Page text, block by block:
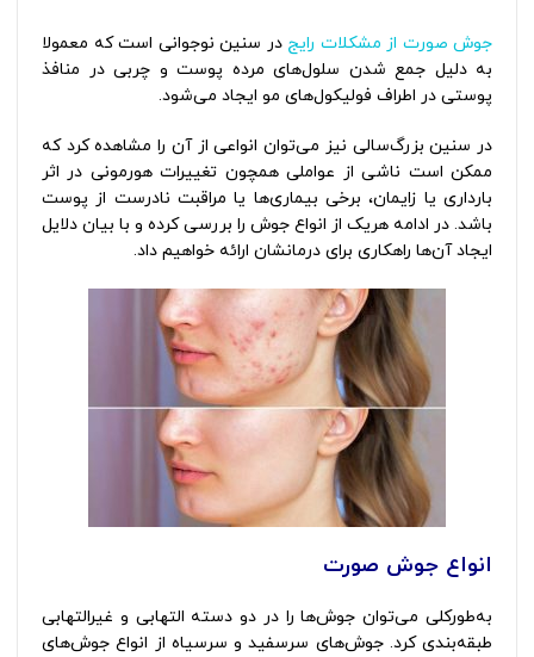
جوش صورت از مشکلات رایج در سنین نوجوانی است که معمولا
به دلیل جمع شدن سلول‌های مرده پوست و چربی در منافذ
پوستی در اطراف فولیکول‌های مو ایجاد می‌شود.
در سنین بزرگ‌سالی نیز می‌توان انواعی از آن را مشاهده کرد که
ممکن است ناشی از عواملی همچون تغییرات هورمونی در اثر
بارداری یا زایمان، برخی بیماری‌ها یا مراقبت نادرست از پوست
باشد. در ادامه هریک از انواع جوش را بررسی کرده و با بیان دلایل
ایجاد آن‌ها راهکاری برای درمانشان ارائه خواهیم داد.
انواع جوش صورت
به‌طورکلی می‌توان جوش‌ها را در دو دسته التهابی و غیرالتهابی
طبقه‌بندی کرد. جوش‌های سرسفید و سرسیاه از انواع جوش‌های